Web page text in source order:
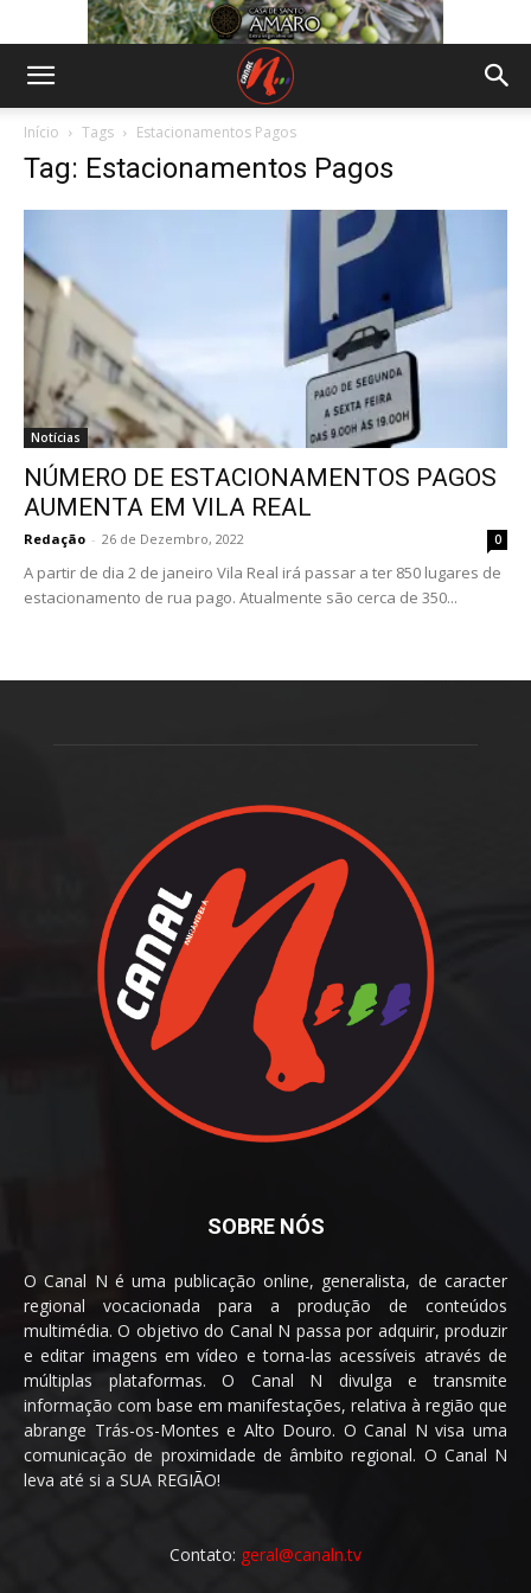
Início Tags Estacionamentos Pagos
Tag: Estacionamentos Pagos
Notícias
NÚMERO DE ESTACIONAMENTOS PAGOS
AUMENTA EM VILA REAL
Redação - 26 de Dezembro, 2022 0
A partir de dia 2 de janeiro Vila Real irá passar a ter 850 lugares de
estacionamento de rua pago. Atualmente são cerca de 350...
SOBRE NÓS
O Canal N é uma publicação online, generalista, de caracter
regional vocacionada para a produção de conteúdos
multimédia. O objetivo do Canal N passa por adquirir, produzir
e editar imagens em vídeo e torna-las acessíveis através de
múltiplas plataformas. O Canal N divulga e transmite
informação com base em manifestações, relativa à região que
abrange Trás-os-Montes e Alto Douro. O Canal N visa uma
comunicação de proximidade de âmbito regional. O Canal N
leva até si a SUA REGIÃO!
Contato: geral@canaln.tv